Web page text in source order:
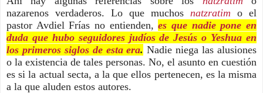
nazarenos verdaderos. Lo que muchos natzratim o el
pastor Avdiel Frías no entienden,es que nadie pone en
duda que hubo seguidores judíos de Jesús o Yeshua en
los primeros siglos de esta era. Nadie niega las alusiones
o la existencia de tales personas. No, el asunto en cuestión
es si la actual secta, a la que ellos pertenecen, es la misma
a la que aluden estos autores.